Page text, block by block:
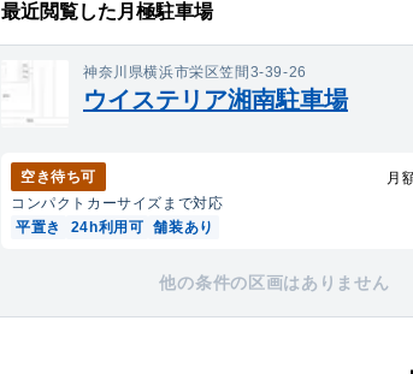
最近閲覧した月極駐車場
神奈川県横浜市栄区笠間3-39-26
ウイステリア湘南駐車場
空き待ち可 月
コンパクトカーサイズまで対応
平置き
24h利用可 舗装あり
他の条件の区画はありません